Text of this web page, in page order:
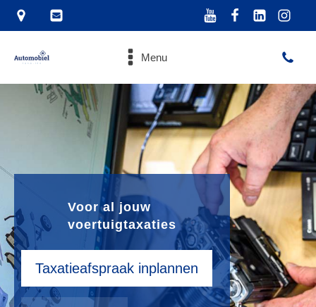
Menu
Voor al jouw
voertuigtaxaties
Taxatieafspraak inplannen